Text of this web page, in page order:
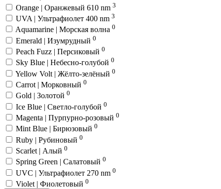
Orange | Оранжевый 610 nm 3
UVA | Ультрафиолет 400 nm 3
Aquamarine | Морская волна 0
Emerald | Изумрудный 0
Peach Fuzz | Персиковый 0
Sky Blue | Небесно-голубой 0
Yellow Volt | Жёлто-зелёный 0
Carrot | Морковный 0
Gold | Золотой 0
Ice Blue | Светло-голубой 0
Magenta | Пурпурно-розовый 0
Mint Blue | Бирюзовый 0
Ruby | Рубиновый 0
Scarlet | Алый 0
Spring Green | Салатовый 0
UVC | Ультрафиолет 270 nm 0
Violet | Фиолетовый 0